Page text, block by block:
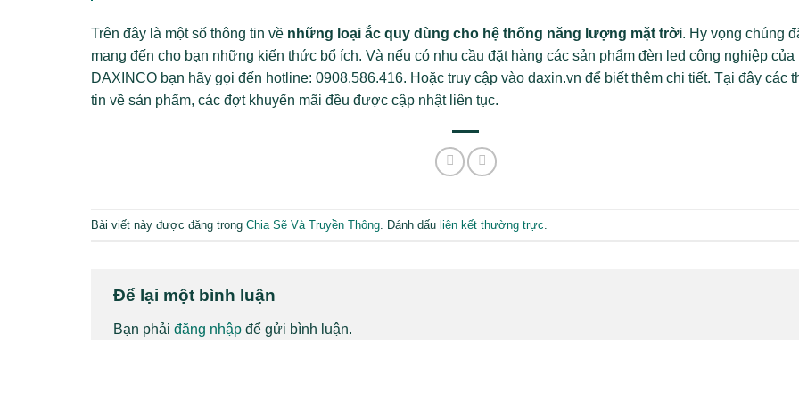
Trên đây là một số thông tin về những loại ắc quy dùng cho hệ thống năng lượng mặt trời. Hy vọng chúng
mang đến cho bạn những kiến thức bổ ích. Và nếu có nhu cầu đặt hàng các sản phẩm đèn led công nghiệp của
DAXINCO bạn hãy gọi đến hotline: 0908.586.416. Hoặc truy cập vào daxin.vn để biết thêm chi tiết. Tại đây các
tin về sản phẩm, các đợt khuyến mãi đều được cập nhật liên tục.
Bài viết này được đăng trong Chia Sẽ Và Truyền Thông . Đánh dấu liên kết thường trực
Để lại một bình luận
Bạn phải đăng nhập để gửi bình luận.